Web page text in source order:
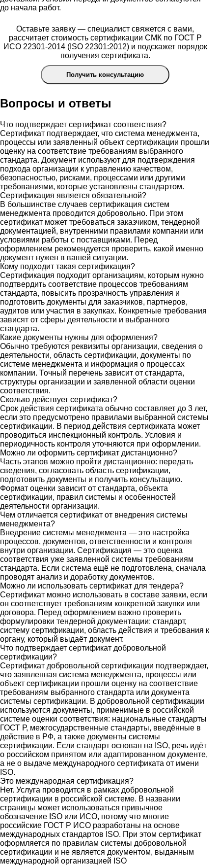
до начала работ.
Оставьте заявку — специалист свяжется с вами,
рассчитает стоимость сертификации СМК по ГОСТ Р
ИСО 22301-2014 (ISO 22301:2012) и подскажет порядок
получения сертификата.
Получить консультацию
Вопросы и ответы
Что подтверждает сертификат соответствия?
Сертификат подтверждает, что система менеджмента,
процессы или заявленный объект сертификации прошли
оценку на соответствие требованиям выбранного
стандарта. Документ используют для подтверждения
подхода организации к управлению качеством,
безопасностью, рисками, процессами или другими
требованиями, которые установлены стандартом.
Сертификация является обязательной?
В большинстве случаев сертификация систем
менеджмента проводится добровольно. При этом
сертификат может требоваться заказчиком, тендерной
документацией, внутренними правилами компании или
условиями работы с поставщиками. Перед
оформлением рекомендуется проверить, какой именно
документ нужен в вашей ситуации.
Кому подходит такая сертификация?
Сертификация подходит организациям, которым нужно
подтвердить соответствие процессов требованиям
стандарта, повысить прозрачность управления и
подготовить документы для заказчиков, партнеров,
аудитов или участия в закупках. Конкретные требования
зависят от сферы деятельности и выбранного
стандарта.
Какие документы нужны для оформления?
Обычно требуются реквизиты организации, сведения о
деятельности, область сертификации, документы по
системе менеджмента и информация о процессах
компании. Точный перечень зависит от стандарта,
структуры организации и заявленной области оценки
соответствия.
Сколько действует сертификат?
Срок действия сертификата обычно составляет до 3 лет,
если это предусмотрено правилами выбранной системы
сертификации. В период действия сертификата может
проводиться инспекционный контроль. Условия и
периодичность контроля уточняются при оформлении.
Можно ли оформить сертификат дистанционно?
Часть этапов можно пройти дистанционно: передать
сведения, согласовать область сертификации,
подготовить документы и получить консультацию.
Формат оценки зависит от стандарта, объекта
сертификации, правил системы и особенностей
деятельности организации.
Чем отличается сертификат от внедрения системы
менеджмента?
Внедрение системы менеджмента — это настройка
процессов, документов, ответственности и контроля
внутри организации. Сертификация — это оценка
соответствия уже заявленной системы требованиям
стандарта. Если система ещё не подготовлена, сначала
проводят анализ и доработку документов.
Можно ли использовать сертификат для тендера?
Сертификат можно использовать в составе заявки, если
он соответствует требованиям конкретной закупки или
договора. Перед оформлением важно проверить
формулировки тендерной документации: стандарт,
систему сертификации, область действия и требования к
органу, который выдаёт документ.
Что подтверждает сертификат добровольной
сертификации?
Сертификат добровольной сертификации подтверждает,
что заявленная система менеджмента, процессы или
объект сертификации прошли оценку на соответствие
требованиям выбранного стандарта или документа
системы сертификации. В добровольной сертификации
используются документы, применимые в российской
системе оценки соответствия: национальные стандарты
ГОСТ Р, межгосударственные стандарты, введённые в
действие в РФ, а также документы системы
сертификации. Если стандарт основан на ISO, речь идёт
о российском принятом или адаптированном документе,
а не о выдаче международного сертификата от имени
ISO.
Это международная сертификация?
Нет. Услуга проводится в рамках добровольной
сертификации в российской системе. В названии
страницы может использоваться привычное
обозначение ISO или ИСО, потому что многие
российские ГОСТ Р ИСО разработаны на основе
международных стандартов ISO. При этом сертификат
оформляется по правилам системы добровольной
сертификации и не является документом, выданным
международной организацией ISO